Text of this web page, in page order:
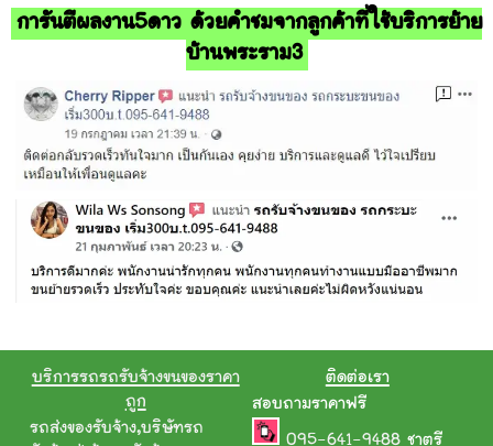
การันตีผลงาน5ดาว ด้วยคำชมจากลูกค้าที่ใช้บริการย้าย
บ้านพระราม3
บริการรถรถรับจ้างขนของราคา
ถูก
รถส่งของรับจ้าง,บริษัทรถ
ติดต่อเรา
สอบถามราคาฟรี
095-641-9488 ชาตรี